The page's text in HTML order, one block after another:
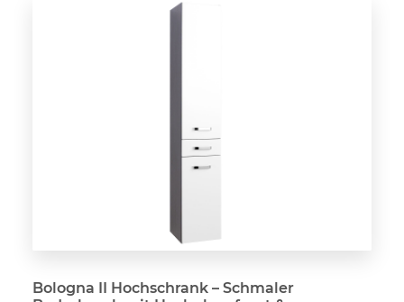
Bologna II Hochschrank – Schmaler